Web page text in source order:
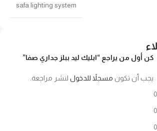
0
0
0
كن أول من يراجع “ابليك ليد ببلز جداري صفا”
يجب أن تكون مسجلاً للدخول لنشر مراجعة.
safa lighting system